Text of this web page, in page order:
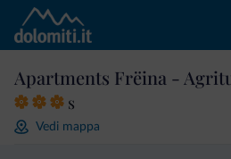
Apartments Frëina -
s
Vedi mappa